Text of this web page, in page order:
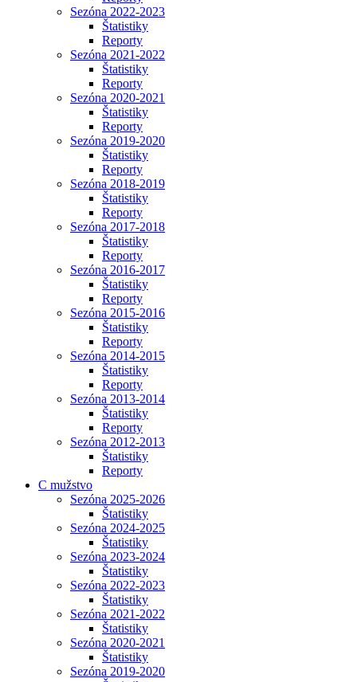
Sezóna 2022-2023
Štatistiky
Reporty
Sezóna 2021-2022
Štatistiky
Reporty
Sezóna 2020-2021
Štatistiky
Reporty
Sezóna 2019-2020
Štatistiky
Reporty
Sezóna 2018-2019
Štatistiky
Reporty
Sezóna 2017-2018
Štatistiky
Reporty
Sezóna 2016-2017
Štatistiky
Reporty
Sezóna 2015-2016
Štatistiky
Reporty
Sezóna 2014-2015
Štatistiky
Reporty
Sezóna 2013-2014
Štatistiky
Reporty
Sezóna 2012-2013
Štatistiky
Reporty
C mužstvo
Sezóna 2025-2026
Štatistiky
Sezóna 2024-2025
Štatistiky
Sezóna 2023-2024
Štatistiky
Sezóna 2022-2023
Štatistiky
Sezóna 2021-2022
Štatistiky
Sezóna 2020-2021
Štatistiky
Sezóna 2019-2020